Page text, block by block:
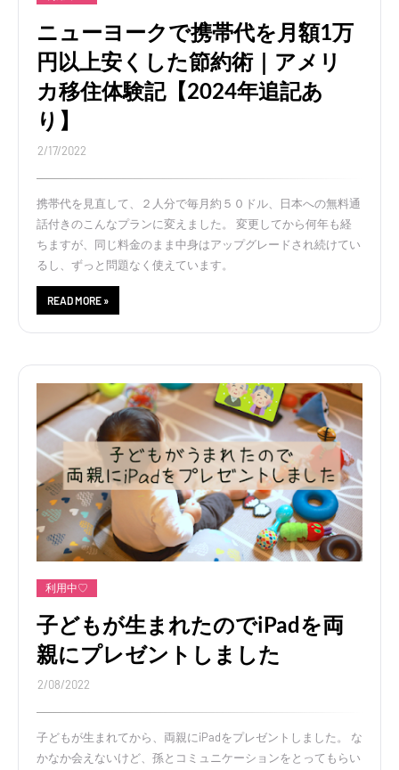
ニューヨークで携帯代を月額1万
円以上安くした節約術｜アメリ
カ移住体験記【2024年追記あ
り】
2/17/2022
携帯代を見直して、２人分で毎月約５０ドル、日本への無料通
話付きのこんなプランに変えました。 変更してから何年も経
ちますが、同じ料金のまま中身はアップグレードされ続けてい
るし、ずっと問題なく使えています。
READ MORE »
利用中♡
子どもが生まれたのでiPadを両
親にプレゼントしました
2/08/2022
子どもが生まれてから、両親にiPadをプレゼントしました。 な
かなか会えないけど、孫とコミュニケーションをとってもらい